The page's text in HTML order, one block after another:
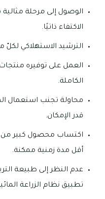
الوصول إلى مرحلة مثالية
الاكتفاء ذاتيًا.
الترشيد الاستهلاكي لكلّ
العمل على توفيره
الكاملة.
محاولة تجنب استعمال
قدر الإمكان.
اكتساب محصول كبير من
أقل مدة زمنية ممكنة.
عدم النظر إلى طبيعة
تطبيق نظام الزراعة